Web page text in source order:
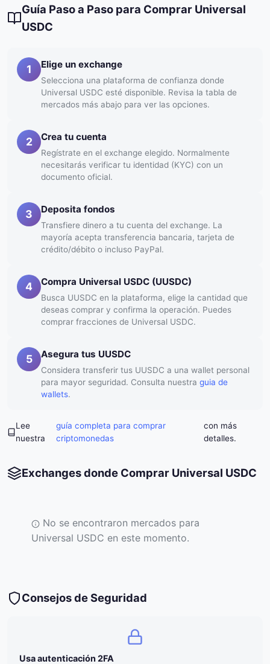
Guía Paso a Paso para Comprar Universal
USDC
1 Elige un exchange
Selecciona una plataforma de confianza donde
Universal USDC esté disponible. Revisa la tabla de
mercados más abajo para ver las opciones.
2 Crea tu cuenta
Regístrate en el exchange elegido. Normalmente
necesitarás verificar tu identidad (KYC) con un
documento oficial.
3 Deposita fondos
Transfiere dinero a tu cuenta del exchange. La
mayoría acepta transferencia bancaria, tarjeta de
crédito/débito o incluso PayPal.
4 Compra Universal USDC (UUSDC)
Busca UUSDC en la plataforma, elige la cantidad que
deseas comprar y confirma la operación. Puedes
comprar fracciones de Universal USDC.
5 Asegura tus UUSDC
Considera transferir tus UUSDC a una wallet personal
para mayor seguridad. Consulta nuestra guia de
wallets.
Lee
nuestra
guía completa para comprar
criptomonedas
con más
detalles.
Exchanges donde Comprar Universal USDC
No se encontraron mercados para
Universal USDC en este momento.
Consejos de Seguridad
Usa autenticación 2FA